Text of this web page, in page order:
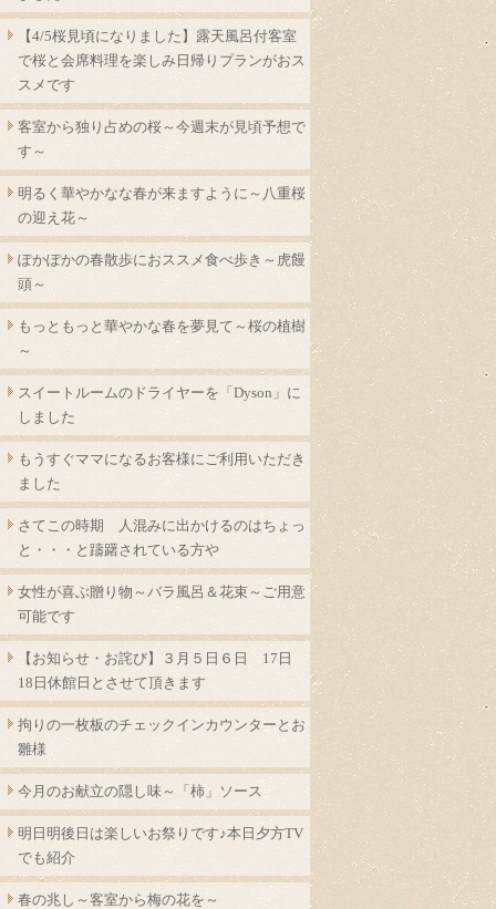
【4/5桜見頃になりました】露天風呂付客室
で桜と会席料理を楽しみ日帰りプランがおス
スメです
客室から独り占めの桜～今週末が見頃予想で
す～
明るく華やかなな春が来ますように～八重桜
の迎え花～
ぽかぽかの春散歩におススメ食べ歩き～虎饅
頭～
もっともっと華やかな春を夢見て～桜の植樹
～
スイートルームのドライヤーを「Dyson」に
しました
もうすぐママになるお客様にご利用いただき
ました
さてこの時期 人混みに出かけるのはちょっ
と・・・と躊躇されている方や
女性が喜ぶ贈り物～バラ風呂＆花束～ご用意
可能です
【お知らせ・お詫び】３月５日６日 17日
18日休館日とさせて頂きます
拘りの一枚板のチェックインカウンターとお
雛様
今月のお献立の隠し味～「柿」ソース
明日明後日は楽しいお祭りです♪本日夕方TV
でも紹介
春の兆し～客室から梅の花を～